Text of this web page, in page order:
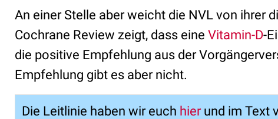
An einer Stelle aber weicht die NVL von ihrer
Cochrane Review zeigt, dass eine Vitamin-D-
die positive Empfehlung aus der
Empfehlung gibt es aber nicht.
Die Leitlinie haben wir euch hierund im Text